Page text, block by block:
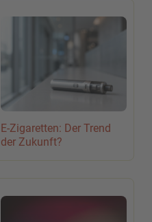
E-Zigaretten: Der Trend
der Zukunft?